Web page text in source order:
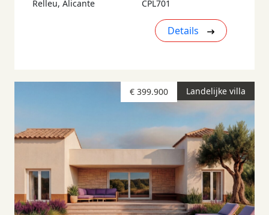
Relleu, Alicante CPL701
Details
Landelijke villa
€ 399.900